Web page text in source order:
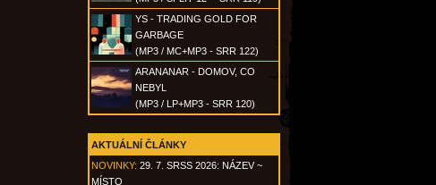
YS - TRADING GOLD FOR
GARBAGE
(MP3 / MC+MP3 - SRR 122)
ARANANAR - DOMOV, CO
NEBYL
(MP3 / LP+MP3 - SRR 120)
AKTUÁLNÍ ČLÁNKY
NOVINKY: 29. 7. SRSS 2026: NÁZEV ~
MÍSTO